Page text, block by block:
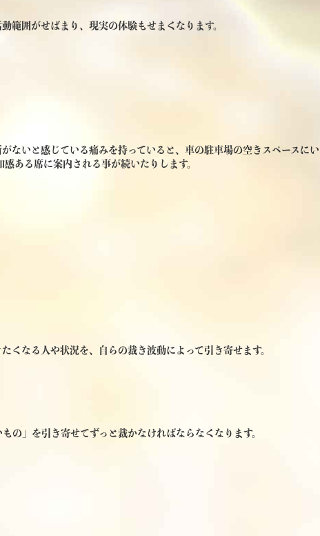
範囲がせばまり、現実の体験もせまくなります。
ないと感じている痛みを持っていると、車の駐車場の空きスペースにい
ある席に案内される事が続いたりします。
くなる人や状況を、自らの裁き波動によって引き寄せます。
の」を引き寄せてずっと裁かなければならなくなります。